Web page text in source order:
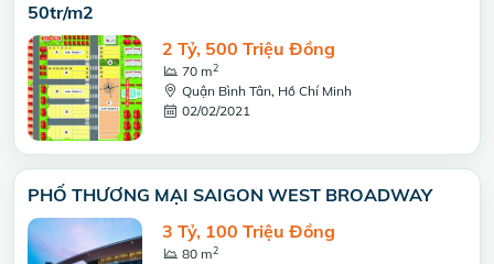
50tr/m2
2 Tỷ, 500 Triệu Đồng
70 m2
Quận Bình Tân, Hồ Chí Minh
02/02/2021
PHỐ THƯƠNG MẠI SAIGON WEST BROADWAY
3 Tỷ, 100 Triệu Đồng
80 m2